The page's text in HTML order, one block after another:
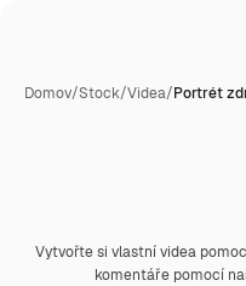
Domov/Stock/Videa/Portrét
Premium
Vytvořte si vlastní videa
komentáře pomocí